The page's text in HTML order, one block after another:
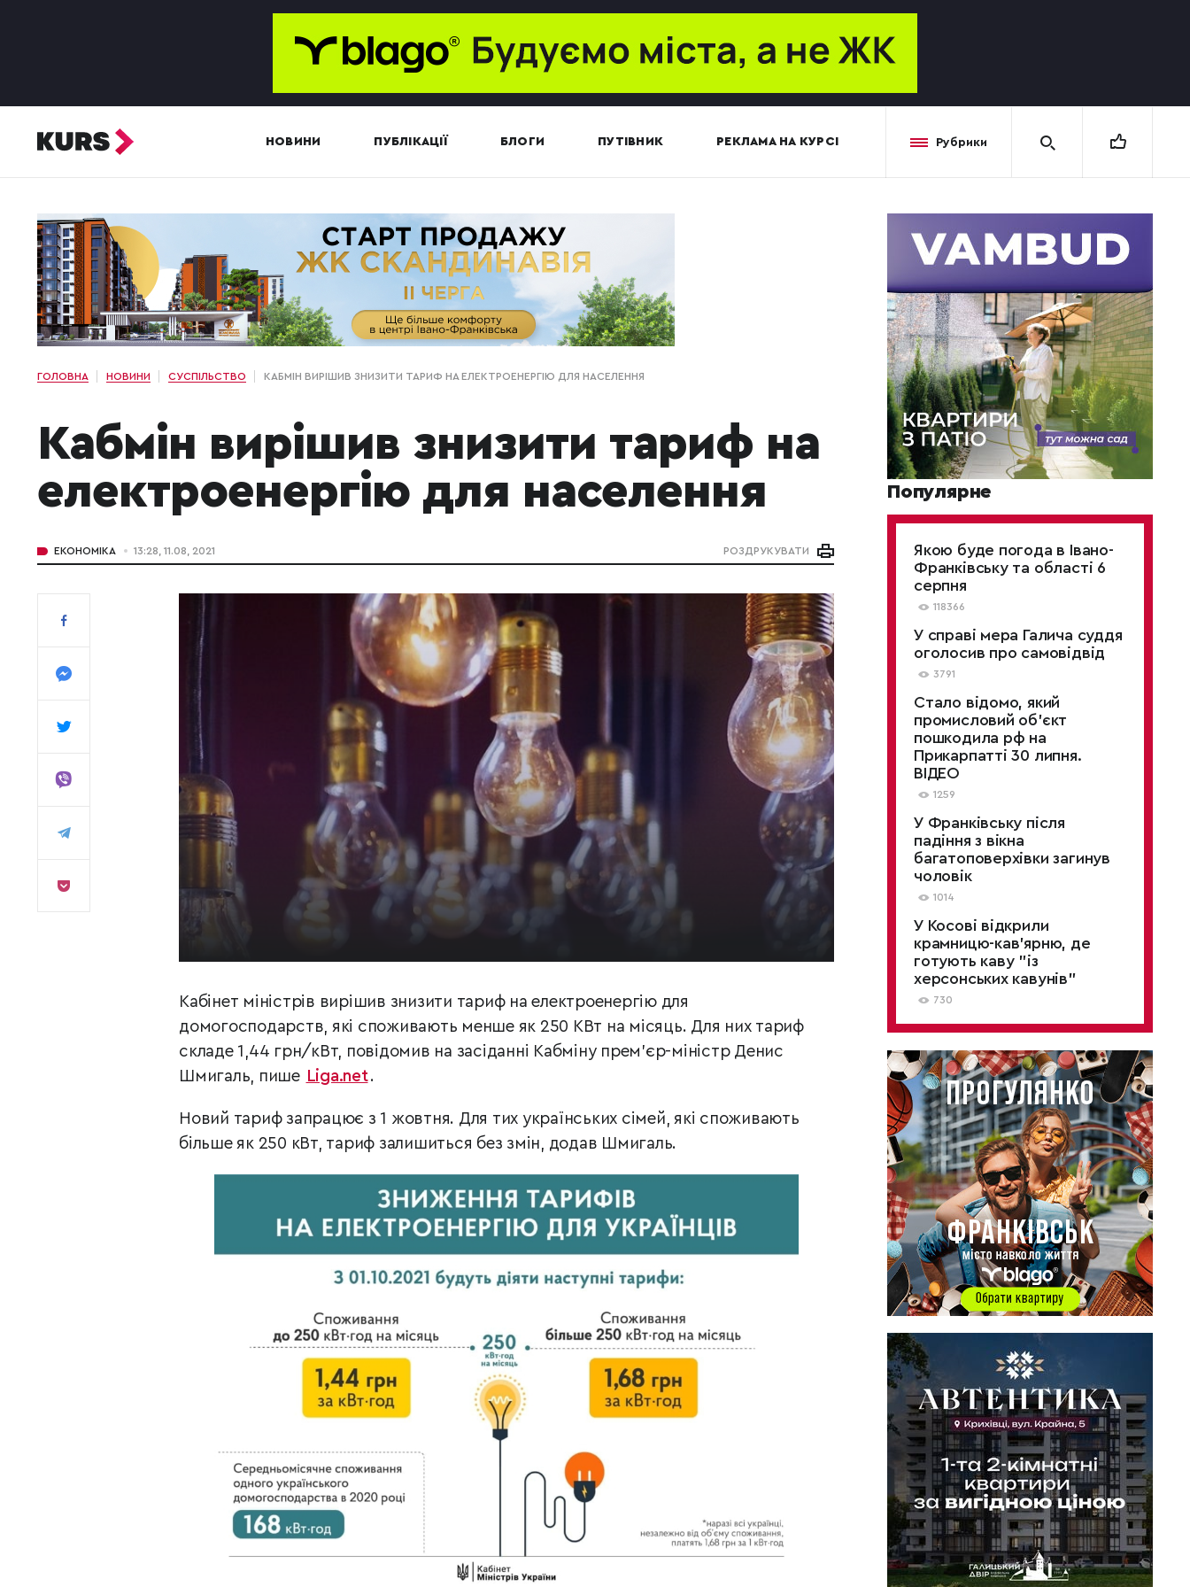
НОВИНИ ПУБЛІКАЦІЇ БЛОГИ ПУТІВНИК РЕКЛАМА НА КУРСІ Рубрики
ГОЛОВНА НОВИНИ СУСПІЛЬСТВО КАБМІН ВИРІШИВ ЗНИЗИТИ ТАРИФ НА ЕЛЕКТРОЕНЕРГІЮ ДЛЯ НАСЕЛЕННЯ
Кабмін вирішив знизити тариф на
електроенергію для населення
ЕКОНОМІКА 13:28, 11.08, 2021 РОЗДРУКУВАТИ
Кабінет міністрів вирішив знизити тариф на електроенергію для
домогосподарств, які споживають менше як 250 КВт на місяць. Для них тариф
складе 1,44 грн/кВт, повідомив на засіданні Кабміну прем’єр-міністр Денис
Шмигаль, пише Liga.net.
Новий тариф запрацює з 1 жовтня. Для тих українських сімей, які споживають
більше як 250 кВт, тариф залишиться без змін, додав Шмигаль.
Популярне
Якою буде погода в Івано-
Франківську та області 6
серпня
118366
У справі мера Галича суддя
оголосив про самовідвід
3791
Стало відомо, який
промисловий об’єкт
пошкодила рф на
Прикарпатті 30 липня.
ВІДЕО
1259
У Франківську після
падіння з вікна
багатоповерхівки загинув
чоловік
1014
У Косові відкрили
крамницю-кав'ярню, де
готують каву "із
херсонських кавунів"
730